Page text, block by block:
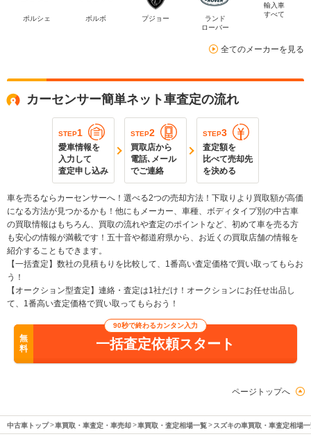
ポルシェ ボルボ プジョー
ランド
ローバー
輸入車
すべて
全てのメーカーを見る
カーセンサー簡単ネット車査定の流れ
STEP1
愛車情報を
入力して
査定申し込み
STEP2
買取店から
電話､メール
でご連絡
STEP3
査定額を
比べて売却先
を決める
車を売るならカーセンサーへ！選べる2つの売却方法！下取りより買取額が高価
になる方法が見つかるかも！他にもメーカー、車種、ボディタイプ別の中古車
の買取情報はもちろん、買取の流れや査定のポイントなど、初めて車を売る方
も安心の情報が満載です！五十音や都道府県から、お近くの買取店舗の情報を
紹介することもできます。
【一括査定】数社の見積もりを比較して、1番高い査定価格で買い取ってもらお
う！
【オークション型査定】連絡・査定は1社だけ！オークションにお任せ出品し
て、1番高い査定価格で買い取ってもらおう！
無
料
90秒で終わるカンタン入力
一括査定依頼スタート
ページトップへ
中古車トップ 車買取・車査定・車売却 車買取・査定相場一覧 スズキの車買取・車査定相場